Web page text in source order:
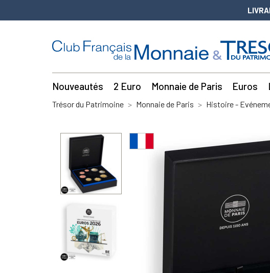
Nouveautés 2 Euro Monnaie de Paris Euros
Trésor du Patrimoine Monnaie de Paris Histoire -